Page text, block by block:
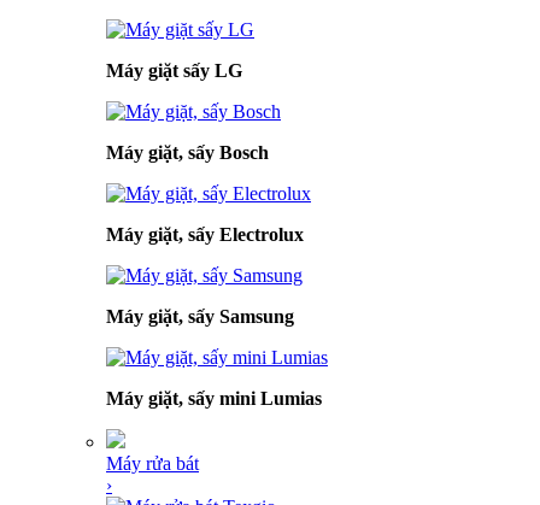
Máy giặt sấy LG
Máy giặt, sấy Bosch
Máy giặt, sấy Electrolux
Máy giặt, sấy Samsung
Máy giặt, sấy mini Lumias
Máy rửa bát
›